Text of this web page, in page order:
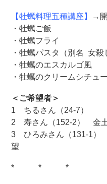
【牡蠣料理五種講座】
→
・牡蠣ご飯
・牡蠣フライ
・牡蠣パスタ（別名 女殺
・牡蠣のエスカルゴ風
・牡蠣のクリームシチュー
＜ご希望者＞
1 ちるさん（24-7）
2 寿さん（152-2） 金
3 ひろみさん（131-1）
望
* * *